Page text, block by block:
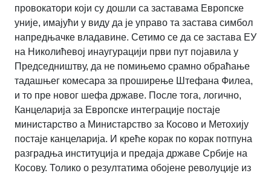
провокатори који су дошли са заставама Европске
уније, имајући у виду да је управо та застава симбол
напредњачке владавине. Сетимо се да се застава ЕУ
на Николићевој инаугурацији први пут појавила у
Председништву, да не помињемо срамно обраћање
тадашњег комесара за проширење Штефана Филеа,
и то пре новог шефа државе. После тога, логично,
Канцеларија за Европске интеграције постаје
министарство а Министарство за Косово и Метохију
постаје канцеларија. И креће корак по корак потпуна
разградња институција и предаја државе Србије на
Косову. Толико о резултатима обојене револуције из